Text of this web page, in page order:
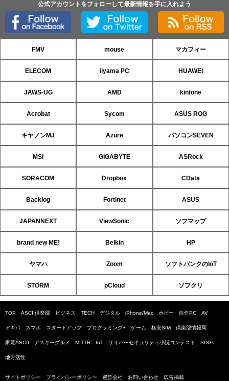
公式アカウントをフォローして最新情報を手に入れよう
FMV mouse マカフィー
ELECOM iiyama PC HUAWEI
JAWS-UG AMD kintone
Acrobat Sycom ASUS ROG
キヤノンMJ Azure パソコンSEVEN
MSI GIGABYTE ASRock
SORACOM Dropbox CData
Backlog Fortinet ASUS
JAPANNEXT ViewSonic ソフマップ
brand new ME! Belkin HP
ヤマハ Zoom ソフトバンクのIoT
STORM pCloud ソフクリ
TOP ASCII倶楽部 ビジネス TECH デジタル iPhone/Mac ホビー 自作PC AV
アキバ スマホ スタートアップ プログラミング+ ゲーム 格安SIM 倶楽部情報局
家電ASCII アスキーグルメ MITTR IoT サイバーセキュリティ小説コンテスト SDGs
地方活性
サイトポリシー プライバシーポリシー 運営会社 お問い合わせ 広告掲載